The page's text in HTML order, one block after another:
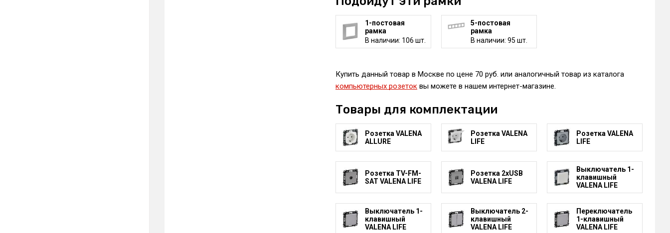
1-постовая
рамка
В наличии: 106 шт.
5-постовая
рамка
В наличии: 95 шт.
Купить данный товар в Москве по цене 70 руб. или аналогичный товар из каталога
компьютерных розеток вы можете в нашем интернет-магазине.
Товары для комплектации
Розетка VALENA
ALLURE
Розетка VALENA
LIFE
Розетка VALENA
LIFE
Розетка TV-FM-
SAT VALENA LIFE
Розетка 2xUSB
VALENA LIFE
Выключатель 1-
клавишный
VALENA LIFE
Выключатель 1-
клавишный
VALENA LIFE
Выключатель 2-
клавишный
VALENA LIFE
Переключатель
1-клавишный
VALENA LIFE